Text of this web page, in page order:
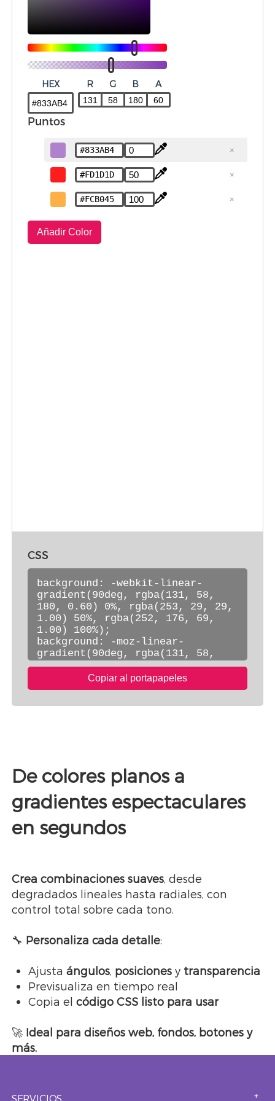
HEX R G B A
Puntos
×
×
×
Añadir Color
CSS
Copiar al portapapeles
De colores planos a
gradientes espectaculares
en segundos
Crea combinaciones suaves, desde
degradados lineales hasta radiales, con
control total sobre cada tono.
🔧 Personaliza cada detalle:
Ajusta ángulos, posicionesy transparencia
Previsualiza en tiempo real
Copia el código CSS listo para usar
🚀 Ideal para diseños web, fondos, botones y
más.
SERVICIOS